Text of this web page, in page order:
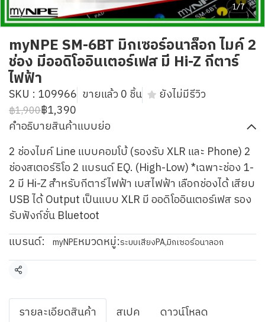
1/7
myNPE SM-6BT มิกเซอร์อนาล็อก ไมค์ 2
ช่อง มีออดิโออินเตอร์เฟส มี Hi-Z กีตาร์
ไฟฟ้า
SKU : 109966 ขายแล้ว 0 ชิ้น ยังไม่มีรีวิว
฿1,900฿1,390
คำอธิบายสินค้าแบบย่อ
2 ช่องไมค์ Line แบบคอมโบ้ (รองรับ XLR และ Phone) 2
ช่องสเตอร์ริโอ 2 แบรนด์ EQ. (High-Low) *เฉพาะช่อง 1-
2 มี Hi-Z สำหรับกีตาร์ไฟฟ้า เบสไฟฟ้า เลือกช่องได้ เสียบ
USB ได้ Output เป็นแบบ XLR มี ออดิโออินเตอร์เฟส รอง
รับฟังก์ชั่น Bluetoot
แบรนด์:
myNPEหมวดหมู่:ระบบเสียงPA,มิกเซอร์อนาลอก
แชร์
รายละเอียดสินค้า สเปค ดาวน์โหลด